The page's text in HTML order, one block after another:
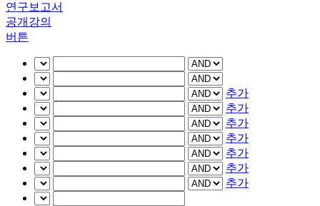
연구보고서
공개강의
버튼
추가
추가
추가
추가
추가
추가
추가